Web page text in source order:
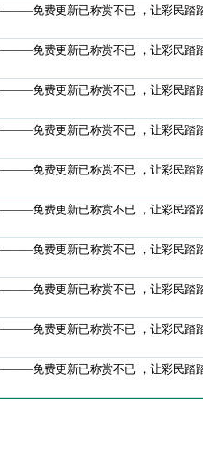
免费更新已称赏不已 ，让彩民踏
免费更新已称赏不已 ，让彩民踏
免费更新已称赏不已 ，让彩民踏
免费更新已称赏不已 ，让彩民踏
免费更新已称赏不已 ，让彩民踏
免费更新已称赏不已 ，让彩民踏
免费更新已称赏不已 ，让彩民踏
免费更新已称赏不已 ，让彩民踏
免费更新已称赏不已 ，让彩民踏
免费更新已称赏不已 ，让彩民踏